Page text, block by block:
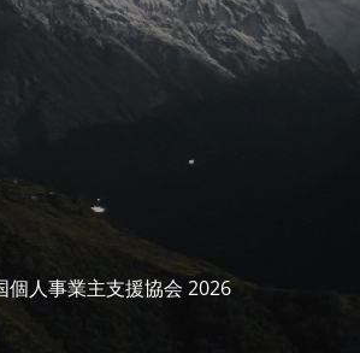
個人事業主支援協会 2026